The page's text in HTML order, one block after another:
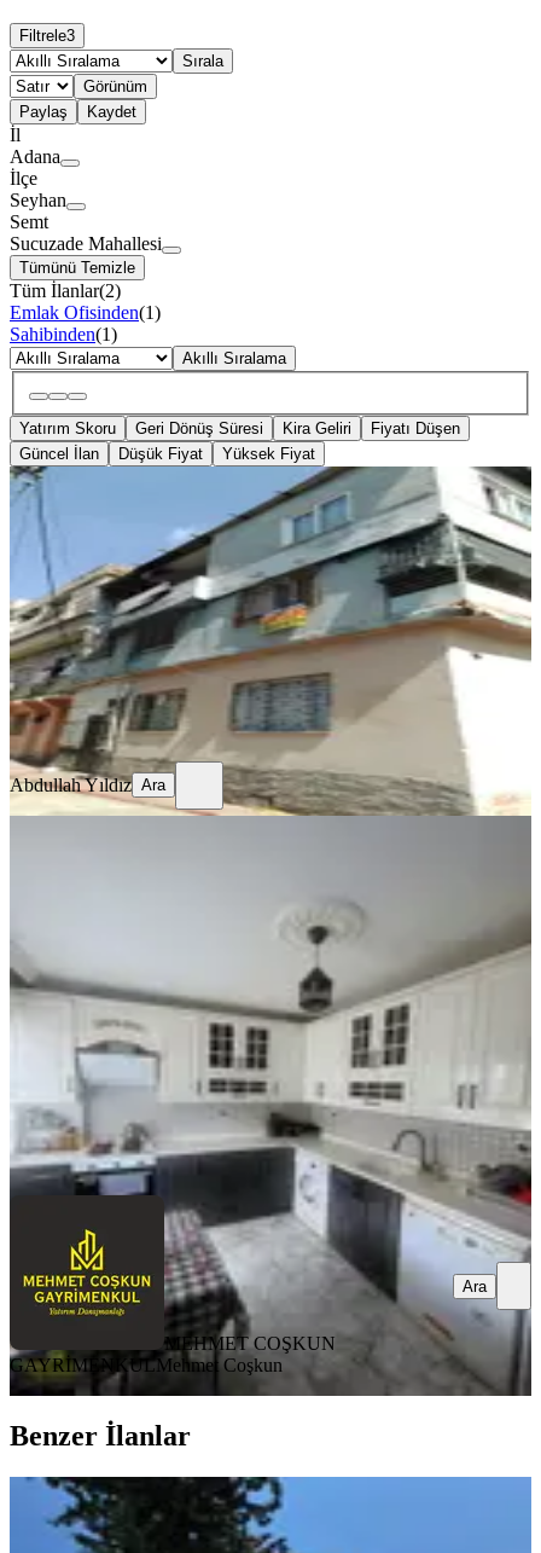
Filtrele3
Sırala
Görünüm
Paylaş
Kaydet
İl
Adana
İlçe
Seyhan
Semt
Sucuzade Mahallesi
Tümünü Temizle
Tüm İlanlar(2)
Emlak Ofisinden(1)
Sahibinden(1)
Akıllı Sıralama
Yatırım Skoru Geri Dönüş Süresi Kira Geliri
Fiyatı Düşen
Güncel İlan
Düşük Fiyat Yüksek Fiyat
BALKONLU
Adanada Çarşının Göbeğinde
Seyhan, Sucuzade Mahallesi
2+1·100 m²·Müstakil·07.06.2026
3.500.000 ₺
Abdullah Yıldız
Ara
Abdullah Yıldız Ara
Seyhan, Sucuzade Mahallesi
3. Kat·
1.999.990 ₺2.250.000 ₺
MEHMET COŞKUN GAYRİMENKUL Mehmet Coşkun
Ara
MEHMET COŞKUN
GAYRİMENKULMehmet Coşkun
Ara
Benzer İlanlar
YENİ
Mithatpaşa Mah.kıyıboyu Cad
Manzaralı.site İçi.sıfır 2+1